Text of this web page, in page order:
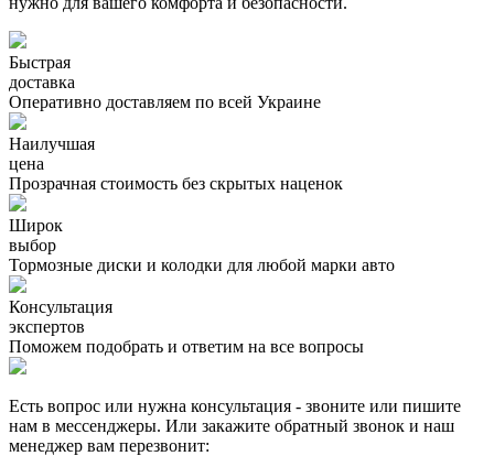
Быстрая
доставка
Оперативно доставляем по всей Украине
Наилучшая
цена
Прозрачная стоимость без скрытых наценок
Широк
выбор
Тормозные диски и колодки для любой марки авто
Консультация
экспертов
Поможем подобрать и ответим на все вопросы
Есть вопрос или нужна консультация - звоните или пишите
нам в мессенджеры. Или закажите обратный звонок и наш
менеджер вам перезвонит: